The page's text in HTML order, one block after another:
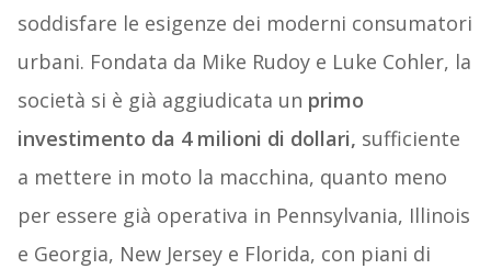
soddisfare le esigenze dei moderni consumatori
urbani. Fondata da Mike Rudoy e Luke Cohler, la
società si è già aggiudicata un primo
investimento da 4 milioni di dollari, sufficiente
a mettere in moto la macchina, quanto meno
per essere già operativa in Pennsylvania, Illinois
e Georgia, New Jersey e Florida, con piani di